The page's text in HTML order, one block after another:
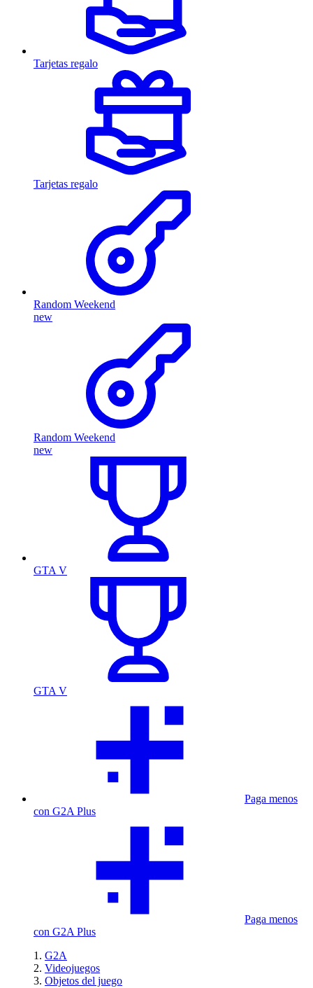
Tarjetas regalo
Tarjetas regalo
Random Weekend
new
Random Weekend
new
GTA V
GTA V
Paga menos
con G2A Plus
Paga menos
con G2A Plus
G2A
Videojuegos
Objetos del juego